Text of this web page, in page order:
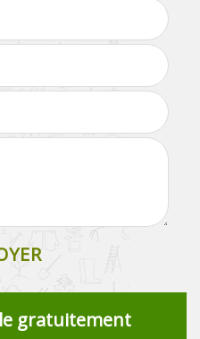
gratuitement